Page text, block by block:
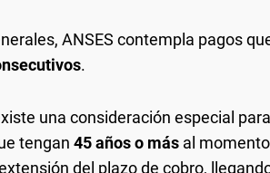
ANSES contempla pagos
.
una consideración especial
tengan 45 años o más al
del plazo de cobro,